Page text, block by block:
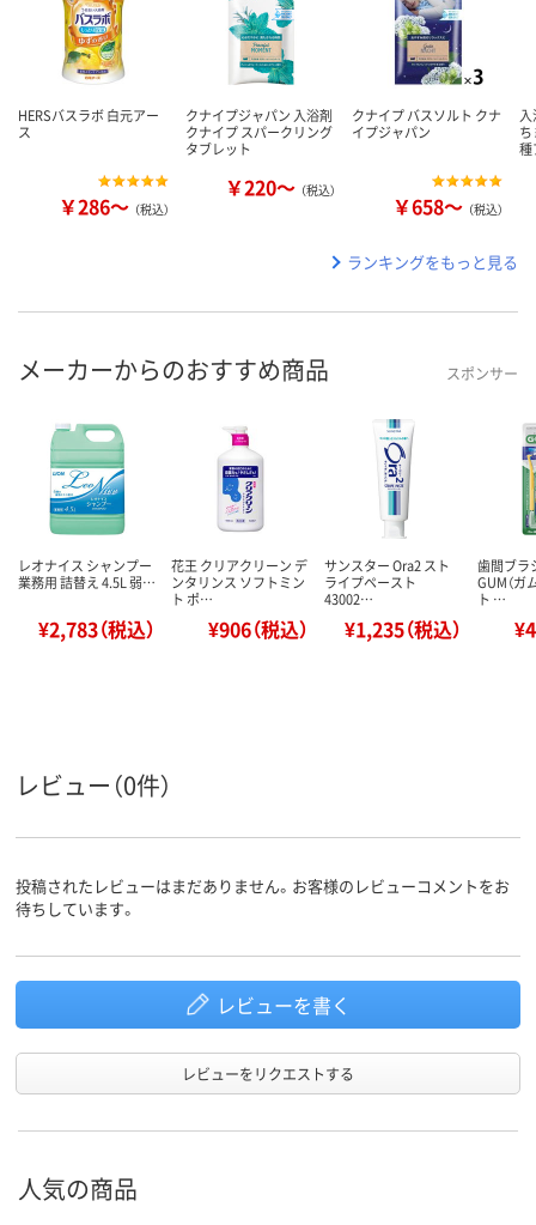
HERSバスラボ 白元アー
ス
￥286～ （税込）
クナイプジャパン 入浴剤
クナイプ スパークリング
タブレット
￥220～ （税込）
クナイプ バスソルト クナ
イプジャパン
￥658～ （税込）
ランキングをもっと見る
メーカーからのおすすめ商品 スポンサー
レオナイス シャンプー
業務用 詰替え 4.5L 弱…
¥2,783（税込）
花王 クリアクリーン デ
ンタリンス ソフトミン
ト ポ…
¥906（税込）
サンスター Ora2 スト
ライプペースト
43002…
¥1,235（税込）
歯間ブラ
GUM（ガ
ト …
レビュー（0件）
投稿されたレビューはまだありません。お客様のレビューコメントをお
待ちしています。
レビューを書く
レビューをリクエストする
人気の商品